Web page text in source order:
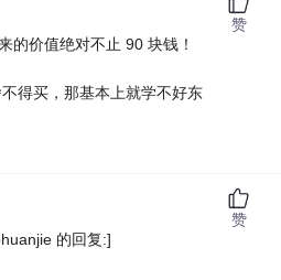
的价值绝对不止 90 块钱！
得买，那基本上就学不好东
赞
的回复:]
赞